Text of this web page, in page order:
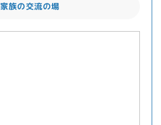
家族の交流の場